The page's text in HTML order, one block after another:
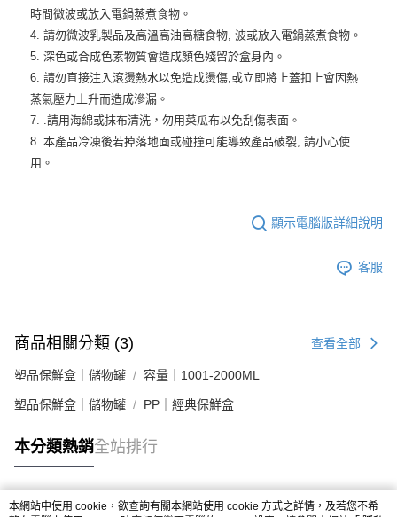
時間微波或放入電鍋蒸煮食物。
4. 請勿微波乳製品及高溫高油高糖食物, 波或放入電鍋蒸煮食物。
5. 深色或合成色素物質會造成顏色殘留於盒身內。
6. 請勿直接注入滾燙熱水以免造成燙傷,或立即將上蓋扣上會因熱
蒸氣壓力上升而造成滲漏。
7. .請用海綿或抹布清洗，勿用菜瓜布以免刮傷表面。
8. 本產品冷凍後若掉落地面或碰撞可能導致產品破裂, 請小心使
用。
顯示電腦版詳細說明
客服
商品相關分類 (3) 查看全部
塑品保鮮盒｜儲物罐 容量｜1001-2000ML
塑品保鮮盒｜儲物罐 PP｜經典保鮮盒
本分類熱銷全站排行
本網站中使用 cookie，欲查詢有關本網站使用 cookie 方式之詳情，及若您不希